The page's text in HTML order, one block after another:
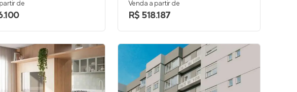
de Venda a partir de
R$ 518.187